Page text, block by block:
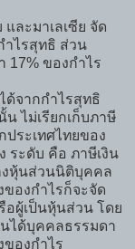
ละมาเลเซีย จัด
ำไรสุทธิ ส่วน
17% ของกำไร
ด้จากกำไรสุทธิ
น ไม่เรียกเก็บภาษี
ประเทศไทยของ
ระดับ คือ ภาษีเงิน
หุ้นส่วนนิติบุคคล
ของกำไรก็จะจัด
อผู้เป็นหุ้นส่วน โดย
ได้บุคคลธรรมดา
ของกำไร